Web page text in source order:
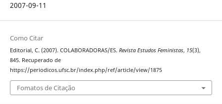
2007-09-11
Como Citar
Editorial, C. (2007). COLABORADORAS/ES. Revista Estudos Feministas, 15(3),
845. Recuperado de
https://periodicos.ufsc.br/index.php/ref/article/view/1875
Fomatos de Citação